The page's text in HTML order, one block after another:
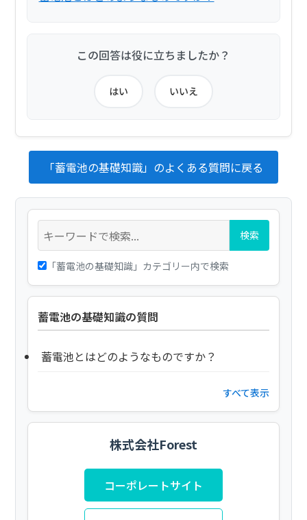
この回答は役に立ちましたか？
はい いいえ
「蓄電池の基礎知識」のよくある質問に戻る
検索
「蓄電池の基礎知識」カテゴリー内で検索
蓄電池の基礎知識の質問
蓄電池とはどのようなものですか？
すべて表示
株式会社Forest
コーポレートサイト